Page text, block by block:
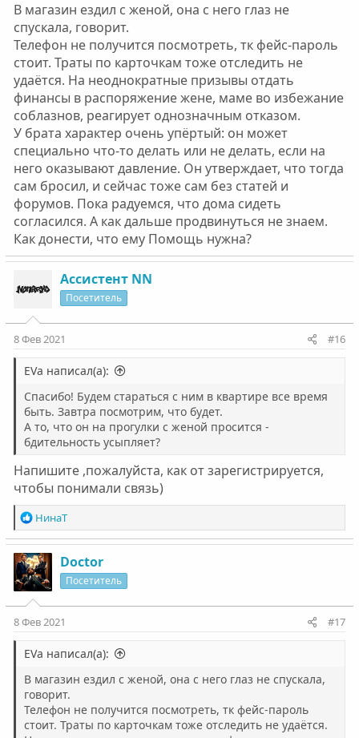
него...даю 100% договаривается о том чтобы принесли
наркоту.
В магазин ездил с женой, она с него глаз не
спускала, говорит.
Телефон не получится посмотреть, тк фейс-пароль
стоит. Траты по карточкам тоже отследить не
удаётся. На неоднократные призывы отдать
финансы в распоряжение жене, маме во избежание
соблазнов, реагирует однозначным отказом.
У брата характер очень упёртый: он может
специально что-то делать или не делать, если на
него оказывают давление. Он утверждает, что тогда
сам бросил, и сейчас тоже сам без статей и
форумов. Пока радуемся, что дома сидеть
согласился. А как дальше продвинуться не знаем.
Как донести, что ему Помощь нужна?
Ассистент NN
Посетитель
8 Фев 2021 #16
EVa написал(а):
Спасибо! Будем стараться с ним в квартире все время
быть. Завтра посмотрим, что будет.
А то, что он на прогулки с женой просится -
бдительность усыпляет?
Напишите ,пожалуйста, как от зарегистрируется,
чтобы понимали связь)
Р
е
а
к
ц
и
и
:
НинаТ
Doctor
Посетитель
8 Фев 2021 #17
EVa написал(а):
В магазин ездил с женой, она с него глаз не спускала,
говорит.
Телефон не получится посмотреть, тк фейс-пароль
стоит. Траты по карточкам тоже отследить не удаётся.